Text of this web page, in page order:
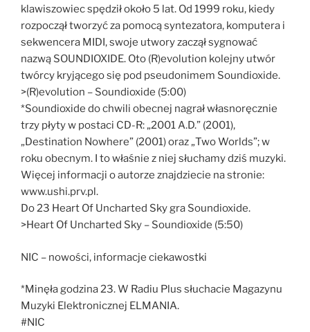
klawiszowiec spędził około 5 lat. Od 1999 roku, kiedy
rozpoczął tworzyć za pomocą syntezatora, komputera i
sekwencera MIDI, swoje utwory zaczął sygnować
nazwą SOUNDIOXIDE. Oto (R)evolution kolejny utwór
twórcy kryjącego się pod pseudonimem Soundioxide.
>(R)evolution – Soundioxide (5:00)
*Soundioxide do chwili obecnej nagrał własnoręcznie
trzy płyty w postaci CD-R: „2001 A.D.” (2001),
„Destination Nowhere” (2001) oraz „Two Worlds”; w
roku obecnym. I to właśnie z niej słuchamy dziś muzyki.
Więcej informacji o autorze znajdziecie na stronie:
www.ushi.prv.pl.
Do 23 Heart Of Uncharted Sky gra Soundioxide.
>Heart Of Uncharted Sky – Soundioxide (5:50)
NIC – nowości, informacje ciekawostki
*Minęła godzina 23. W Radiu Plus słuchacie Magazynu
Muzyki Elektronicznej ELMANIA.
#NIC